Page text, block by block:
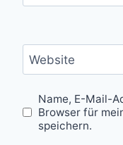
Website
Name, E-Mail-
Browser für
speichern.